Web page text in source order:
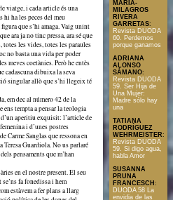
viatge, i cada article és una
hi ha les peces del meu
que s’hi amaga. Vaig unint
ara ja no tinc pressa, ara sé que
totes les vides, totes les paraules
no basta una vida per poder
meves coetànies. Però he entès
cadascuna dibuixa la seva
singular allò que s’hi llegeix té
em dec al número 42 de la
ens tempta a pensar la teologia
aperitiu exquisit: l’article de
i d’unes postres
Carme Sanglas que ressona en
Teresa Guardiola. No us parlaré
pensaments que m’han
en el nostre present. El seu
fa fonedissa i hem
estàvem a fer plans a llarg
MARÍA-
MILAGROS
RIVERA
GARRETAS:
Revista DUODA
60. Perdemos
porque ganamos
ADRIANA
ALONSO
SÁMANO:
Revista DUODA
59. Ser Hija de
Una Mujer:
Madre sólo hay
una
TATIANA
RODRÍGUEZ
WEHRMEISTER:
Revista DUODA
59. Si digo agua,
habla Amor
SUSANNA
PRUNA
FRANCESCH :
DUODA 58 La
envidia de las